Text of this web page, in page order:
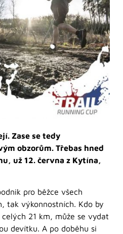
Zase se tedy
obzorům. Třebas hned
už 12. června z Kytína,
pro běžce všech
tak výkonnostních. Kdo by
21 km, může se vydat
devítku. A po doběhu si